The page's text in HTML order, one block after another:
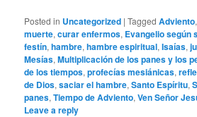
Posted in Uncategorized |Tagged Adviento
muerte,curar enfermos, Evangelio según
festín,hambre,hambre espiritual,Isaías,
Mesías,Multiplicación de los panes y los
de los tiempos,profecías mesiánicas,
de Dios,saciar el hambre,Santo Espíritu,
panes,Tiempo de Adviento,Ven Señor
Leave a reply